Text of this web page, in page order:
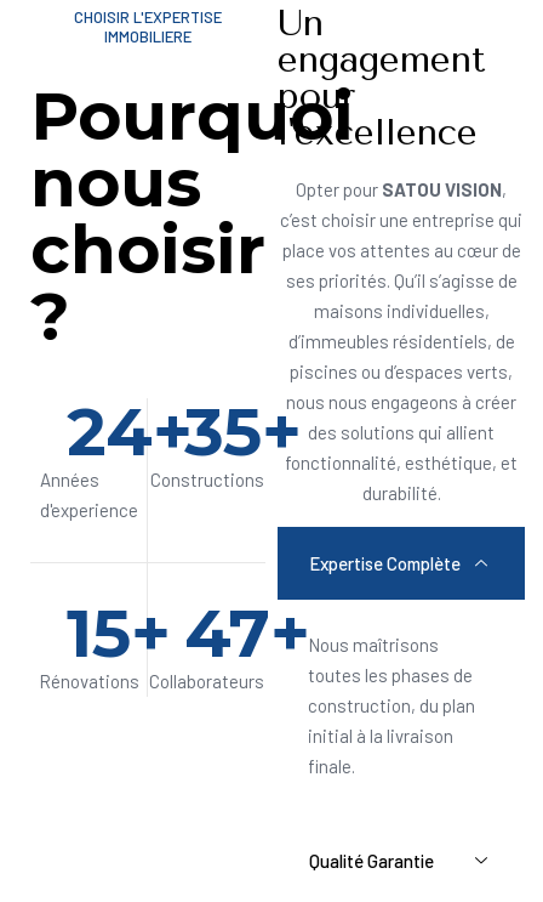
CHOISIR L'EXPERTISE
IMMOBILIERE
Pourquoi
nous
choisir
?
Années
d'experience
24+
Constructions
35+
Rénovations
15+
Collaborateurs
47+
Un
engagement
pour
l'excellence
Opter pour SATOU VISION,
c’est choisir une entreprise qui
place vos attentes au cœur de
ses priorités. Qu’il s’agisse de
maisons individuelles,
d’immeubles résidentiels, de
piscines ou d’espaces verts,
nous nous engageons à créer
des solutions qui allient
fonctionnalité, esthétique, et
durabilité.
Expertise Complète
Nous maîtrisons
toutes les phases de
construction, du plan
initial à la livraison
finale.
Qualité Garantie